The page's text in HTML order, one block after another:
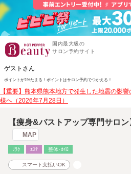
国内最大級の
サロン予約サイト
ゲストさん
ポイントが1%たまる！ ポイントはサロン予約でつかえる！
【重要】熊本県熊本地方で発生した地震の影
様へ（2026年7月28日）
【痩身&バストアップ専門サロ
MAP
ﾘﾗｸ ｴｽﾃ 整体･ｶｲﾛ
スマート支払いOK